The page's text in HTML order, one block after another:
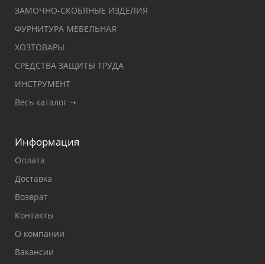
ЗАМОЧНО-СКОБЯНЫЕ ИЗДЕЛИЯ
ФУРНИТУРА МЕБЕЛЬНАЯ
ХОЗТОВАРЫ
СРЕДСТВА ЗАЩИТЫ ТРУДА
ИНСТРУМЕНТ
Весь каталог ➝
Информация
Оплата
Доставка
Возврат
Контакты
О компании
Вакансии